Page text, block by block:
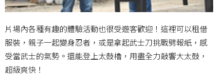
片場內各種有趣的體驗活動也很受遊客歡迎！這裡可以租借
服裝，親子一起變身忍者，或是拿起武士刀挑戰劈報紙，感
受當武士的氣勢。還能登上太鼓櫓，用盡全力敲響大太鼓，
超級爽快！